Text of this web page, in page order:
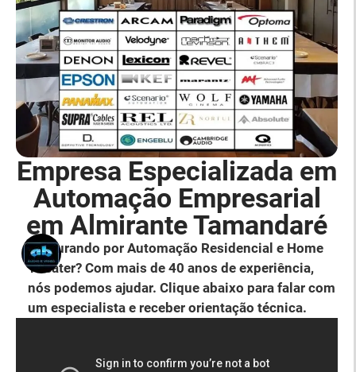
Empresa Especializada em
Automação Empresarial
em Almirante Tamandaré
Procurando por Automação Residencial e Home
Theater? Com mais de 40 anos de experiência,
nós podemos ajudar. Clique abaixo para falar com
um especialista e receber orientação técnica.